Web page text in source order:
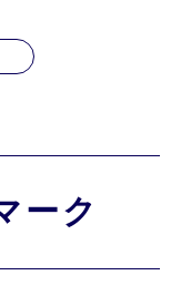
ーク